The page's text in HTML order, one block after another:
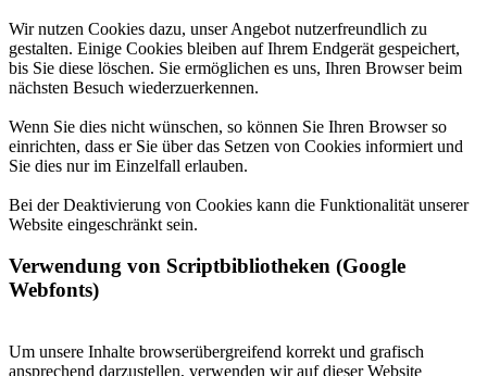
Wir nutzen Cookies dazu, unser Angebot nutzerfreundlich zu
gestalten. Einige Cookies bleiben auf Ihrem Endgerät gespeichert,
bis Sie diese löschen. Sie ermöglichen es uns, Ihren Browser beim
nächsten Besuch wiederzuerkennen.
Wenn Sie dies nicht wünschen, so können Sie Ihren Browser so
einrichten, dass er Sie über das Setzen von Cookies informiert und
Sie dies nur im Einzelfall erlauben.
Bei der Deaktivierung von Cookies kann die Funktionalität unserer
Website eingeschränkt sein.
Verwendung von Scriptbibliotheken (Google
Webfonts)
Um unsere Inhalte browserübergreifend korrekt und grafisch
ansprechend darzustellen, verwenden wir auf dieser Website